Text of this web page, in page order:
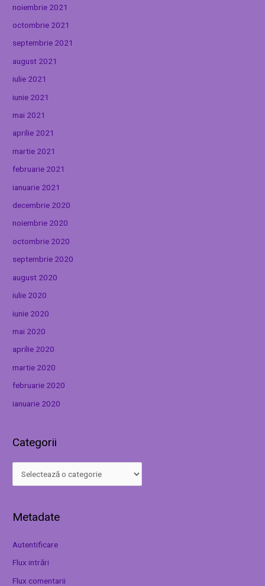
noiembrie 2021
octombrie 2021
septembrie 2021
august 2021
iulie 2021
iunie 2021
mai 2021
aprilie 2021
martie 2021
februarie 2021
ianuarie 2021
decembrie 2020
noiembrie 2020
octombrie 2020
septembrie 2020
august 2020
iulie 2020
iunie 2020
mai 2020
aprilie 2020
martie 2020
februarie 2020
ianuarie 2020
Categorii
Metadate
Autentificare
Flux intrări
Flux comentarii